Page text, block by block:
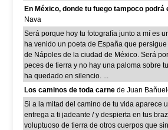
En México, donde tu fuego tampoco podrá
Nava
Será porque hoy tu fotografía junto a mí es
ha venido un poeta de España que
de Nápoles de la ciudad de México. Será
peces de tierra y no hay una paloma sobre
ha quedado en silencio. ...
Los caminos de toda carne de Juan
Si a la mitad del camino de tu vida aparece
entrega a ti jadeante / y despierta en tus
voluptuoso de tierra de otros cuerpos que